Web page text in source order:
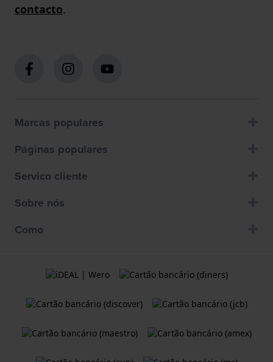
contacto.
Marcas populares
Páginas populares
Servico cliente
Sobre nós
Como